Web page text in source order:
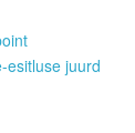
esitluse juurd